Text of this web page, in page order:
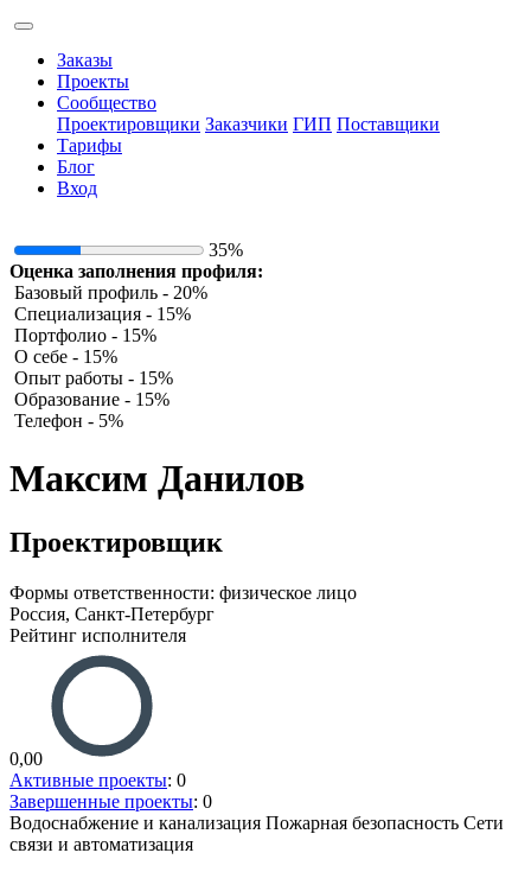
Заказы
Проекты
Сообщество
Проектировщики Заказчики ГИП Поставщики
Тарифы
Блог
Вход
35%
Оценка заполнения профиля:
Базовый профиль - 20%
Специализация - 15%
Портфолио - 15%
О себе - 15%
Опыт работы - 15%
Образование - 15%
Телефон - 5%
Максим Данилов
Проектировщик
Формы ответственности: физическое лицо
Россия, Санкт-Петербург
Рейтинг исполнителя
0,00
Активные проекты: 0
Завершенные проекты: 0
Водоснабжение и канализация Пожарная безопасность Сети
связи и автоматизация